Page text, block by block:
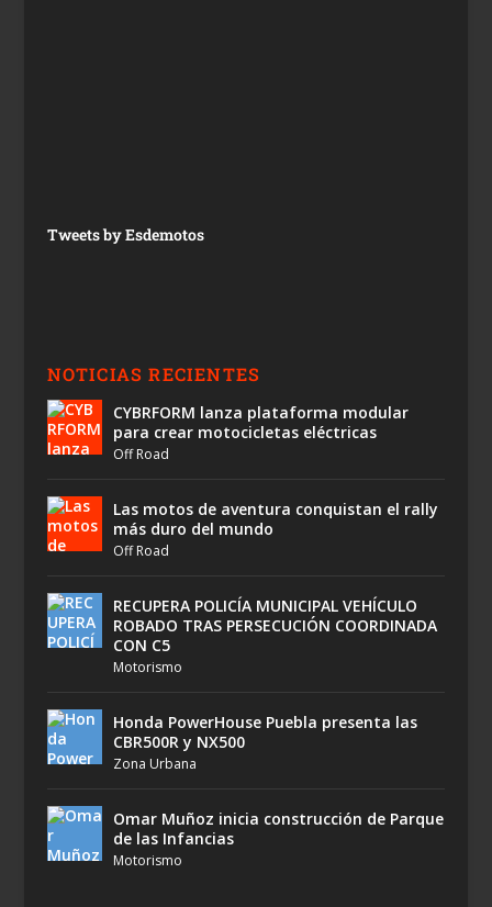
Tweets by Esdemotos
NOTICIAS RECIENTES
CYBRFORM lanza plataforma modular
para crear motocicletas eléctricas
Off Road
Las motos de aventura conquistan el rally
más duro del mundo
Off Road
RECUPERA POLICÍA MUNICIPAL VEHÍCULO
ROBADO TRAS PERSECUCIÓN COORDINADA
CON C5
Motorismo
Honda PowerHouse Puebla presenta las
CBR500R y NX500
Zona Urbana
Omar Muñoz inicia construcción de Parque
de las Infancias
Motorismo